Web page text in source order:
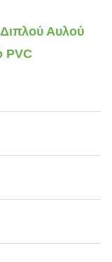
Αυλού
PVC